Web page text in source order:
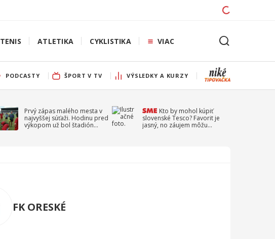
TENIS ATLETIKA CYKLISTIKA VIAC
PODCASTY ŠPORT V TV VÝSLEDKY A KURZY
Prvý zápas malého mesta v
najvyššej súťaži. Hodinu pred
výkopom už bol štadión
Kto by mohol kúpiť
slovenské Tesco? Favorit je
jasný, no záujem môžu
FK ORESKÉ